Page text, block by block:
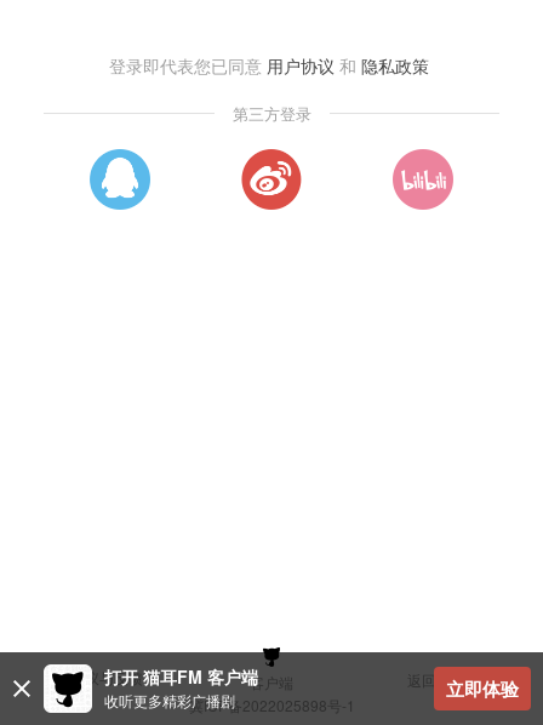
登录即代表您已同意 用户协议 和 隐私政策
第三方登录
建议与反馈 客户端
返回顶部
冀ICP备2022025898号-1
打开 猫耳FM 客户端
收听更多精彩广播剧 立即体验